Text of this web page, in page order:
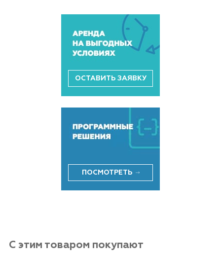
ОСТАВИТЬ ЗАЯВКУ
ПОСМОТРЕТЬ
С этим товаром покупают